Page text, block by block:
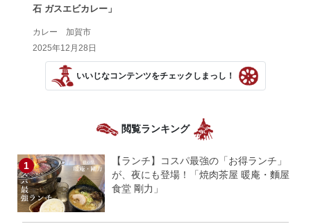
石 ガスエビカレー」
カレー 加賀市
2025年12月28日
いいじなコンテンツをチェックしまっし！
閲覧ランキング
【ランチ】コスパ最強の「お得ランチ」
が、夜にも登場！「焼肉茶屋 暖庵・麵屋
食堂 剛力」